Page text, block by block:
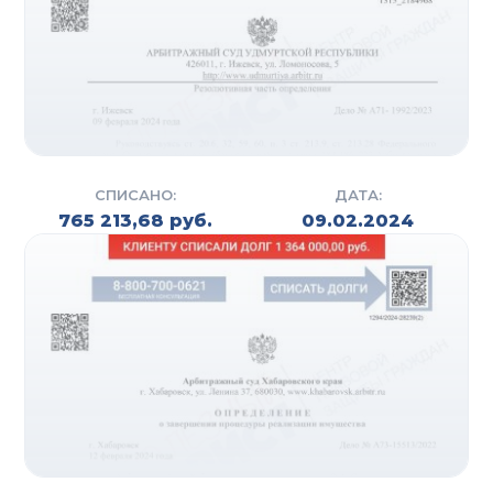
СУДЕБНОЕ И
ВНЕСУДЕБНОЕ
СПИСАНО:
765 213,68 руб.
ДАТА:
09.02.2024